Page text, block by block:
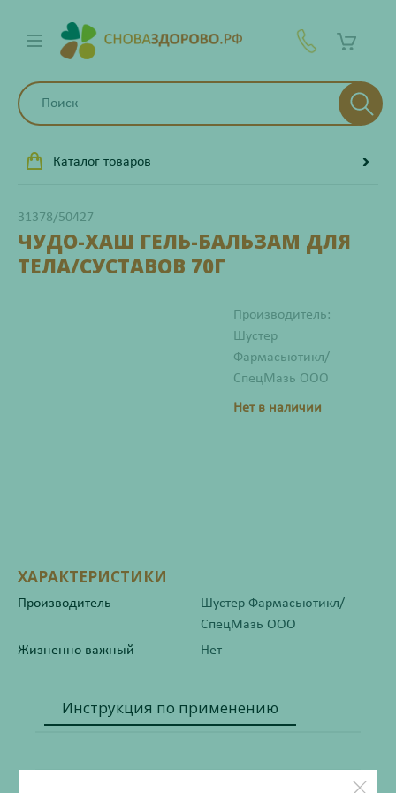
Каталог товаров
31378/50427
ЧУДО-ХАШ ГЕЛЬ-БАЛЬЗАМ ДЛЯ
ТЕЛА/СУСТАВОВ 70Г
Производитель:
Шустер
Фармасьютикл/
СпецМазь ООО
Нет в наличии
ХАРАКТЕРИСТИКИ
Производитель
Шустер Фармасьютикл/
СпецМазь ООО
Жизненно важный
Нет
Инструкция по применению